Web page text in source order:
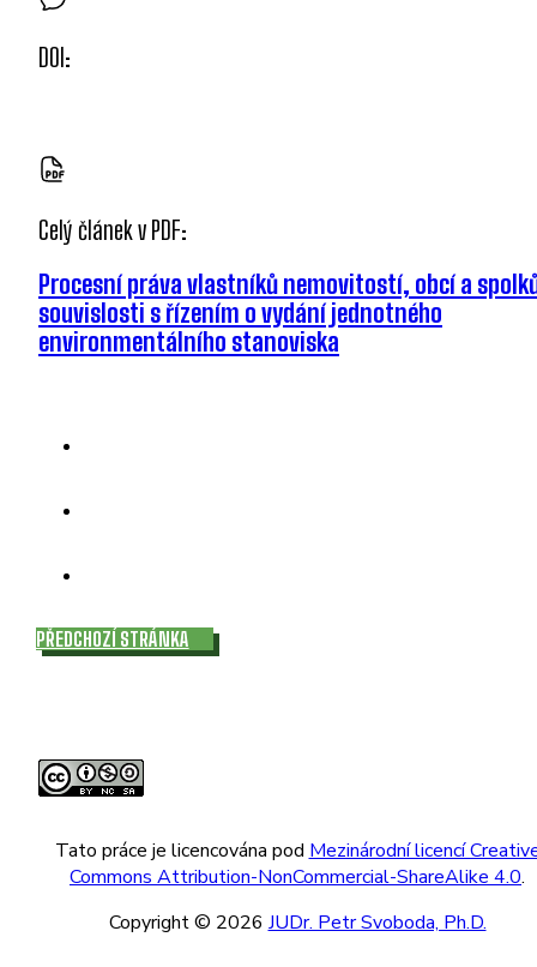
DOI:
Celý článek v PDF:
Procesní práva vlastníků nemovitostí, obcí a
souvislosti s řízením o vydání jednotného
environmentálního stanoviska
PŘEDCHOZÍ STRÁNKA
Tato práce je licencována pod Mezinárodní licencí
Commons Attribution-NonCommercial-ShareAlike 4.0.
Copyright © 2026 JUDr. Petr Svoboda, Ph.D.